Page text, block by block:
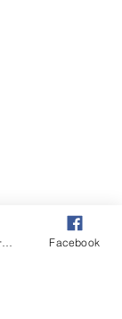
お問い合わせフォーム Facebook